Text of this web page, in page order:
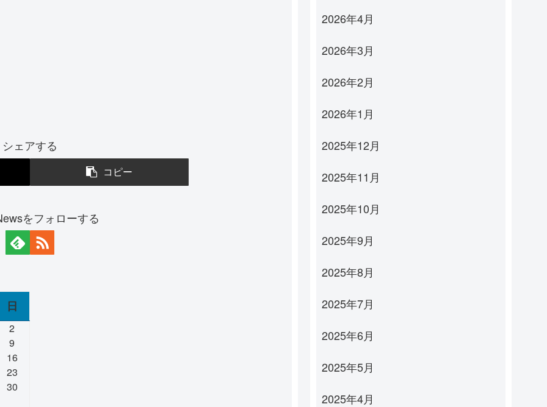
シェアする
コピー
をフォローする
日
2
9
16
23
30
2026年4月
2026年3月
2026年2月
2026年1月
2025年12月
2025年11月
2025年10月
2025年9月
2025年8月
2025年7月
2025年6月
2025年5月
2025年4月